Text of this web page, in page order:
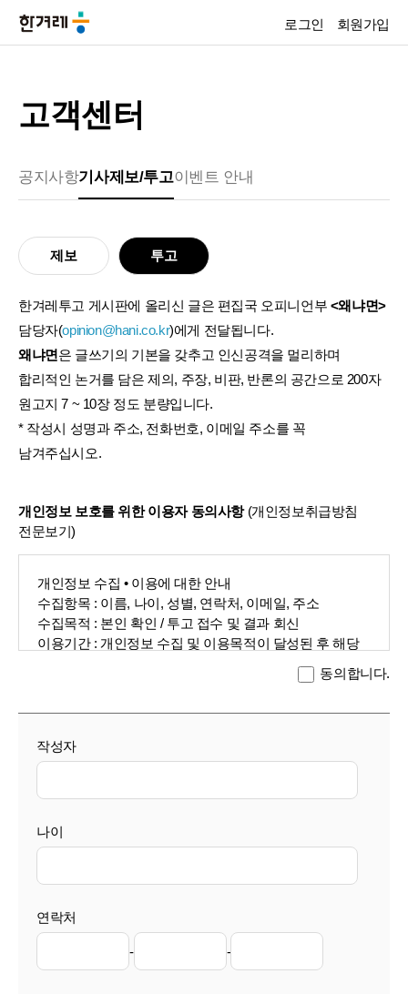
로그인 회원가입
고객센터
공지사항기사제보/투고이벤트 안내
제보 투고
한겨레투고 게시판에 올리신 글은 편집국 오피니언부 <왜냐면>
담당자(opinion@hani.co.kr)에게 전달됩니다.
왜냐면은 글쓰기의 기본을 갖추고 인신공격을 멀리하며
합리적인 논거를 담은 제의, 주장, 비판, 반론의 공간으로 200자
원고지 7 ~ 10장 정도 분량입니다.
* 작성시 성명과 주소, 전화번호, 이메일 주소를 꼭
남겨주십시오.
개인정보 보호를 위한 이용자 동의사항(개인정보취급방침
전문보기)
개인정보 수집 • 이용에 대한 안내
수집항목 : 이름, 나이, 성별, 연락처, 이메일, 주소
수집목적 : 본인 확인 / 투고 접수 및 결과 회신
이용기간 : 개인정보 수집 및 이용목적이 달성된 후 해당
단, 관계 법령의 규정에 의해 필요가 있는 경우 개인정보를
동의합니다.
작성자
나이
연락처
- -